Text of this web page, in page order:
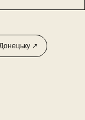
↗